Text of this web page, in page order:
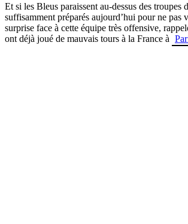
Et si les Bleus paraissent au-dessus des troupes
suffisamment préparés aujourd’hui pour ne pas
surprise face à cette équipe très offensive,
ont déjà joué de mauvais tours à la France à